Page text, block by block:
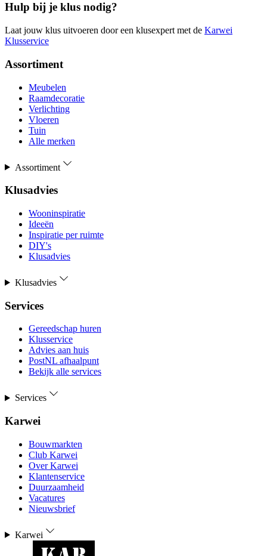
Hulp bij je klus nodig?
Laat jouw klus uitvoeren door een klusexpert met de Karwei
Klusservice
Assortiment
Meubelen
Raamdecoratie
Verlichting
Vloeren
Tuin
Alle merken
Assortiment
Klusadvies
Wooninspiratie
Ideeën
Inspiratie per ruimte
DIY's
Klusadvies
Klusadvies
Services
Gereedschap huren
Klusservice
Advies aan huis
PostNL afhaalpunt
Bekijk alle services
Services
Karwei
Bouwmarkten
Club Karwei
Over Karwei
Klantenservice
Duurzaamheid
Vacatures
Nieuwsbrief
Karwei